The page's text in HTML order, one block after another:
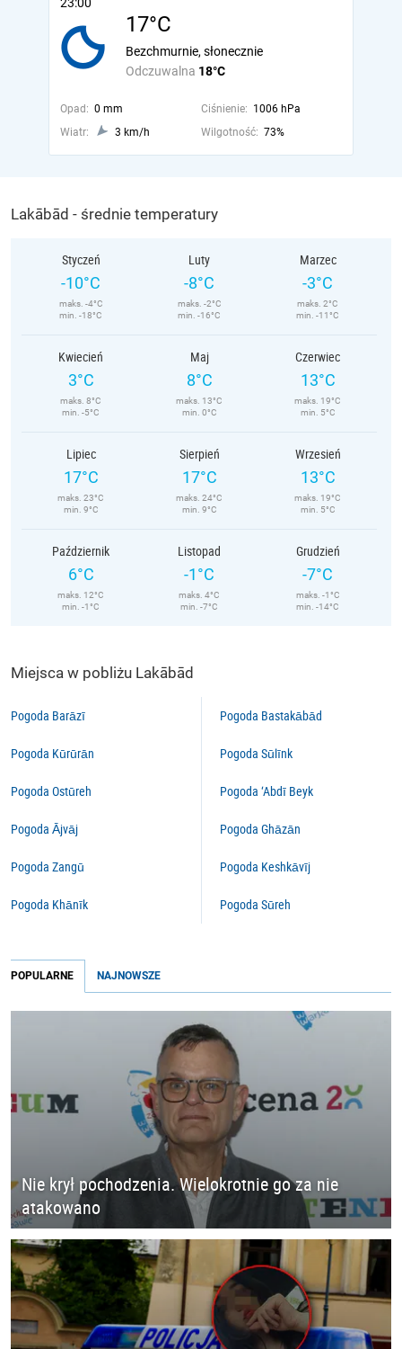
17°C
Odczuwalna 18°C
Bezchmurnie, słonecznie
Opad: 0 mm Ciśnienie: 1006 hPa
Wiatr:
3 km/h Wilgotność: 73%
Lakābād - średnie temperatury
Styczeń
-10°C
maks. -4°C
min. -18°C
Luty
-8°C
maks. -2°C
min. -16°C
Marzec
-3°C
maks. 2°C
min. -11°C
Kwiecień
3°C
maks. 8°C
min. -5°C
Maj
8°C
maks. 13°C
min. 0°C
Czerwiec
13°C
maks. 19°C
min. 5°C
Lipiec
17°C
maks. 23°C
min. 9°C
Sierpień
17°C
maks. 24°C
min. 9°C
Wrzesień
13°C
maks. 19°C
min. 5°C
Październik
6°C
maks. 12°C
min. -1°C
Listopad
-1°C
maks. 4°C
min. -7°C
Grudzień
-7°C
maks. -1°C
min. -14°C
Miejsca w pobliżu Lakābād
Pogoda Barāzī
Pogoda Kūrūrān
Pogoda Ostūreh
Pogoda Ājvāj
Pogoda Zangū
Pogoda Khānīk
Pogoda Bastakābād
Pogoda Sūlīnk
Pogoda ‘Abdī Beyk
Pogoda Ghāzān
Pogoda Keshkāvīj
Pogoda Sūreh
POPULARNE NAJNOWSZE
Nie krył pochodzenia. Wielokrotnie go za nie
atakowano